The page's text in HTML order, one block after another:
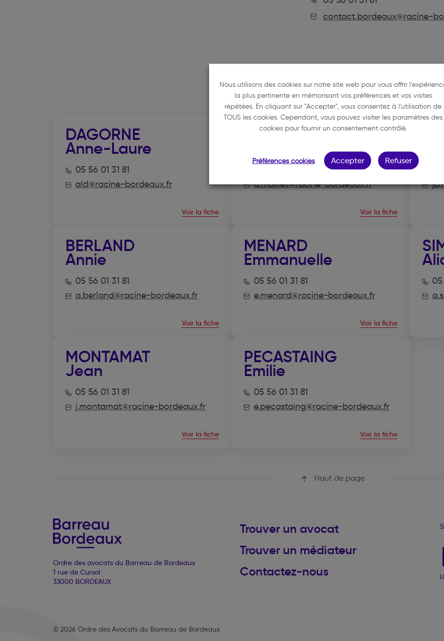
contact.bordeaux@racine-
NOS MEMBRES
DAGORNE
Anne-Laure
05 56 01 31 81
ald@racine-bordeaux.fr
Voir la fiche
MAILLET
a.maillet@racine-bordeaux.fr
Voir la fiche
BERLAND
Annie
05 56 01 31 81
a.berland@racine-bordeaux.fr
Voir la fiche
MENARD
Emmanuelle
05 56 01 31 81
e.menard@racine-bordeaux.fr
Voir la fiche
05
MONTAMAT
Jean
05 56 01 31 81
j.montamat@racine-bordeaux.fr
Voir la fiche
PECASTAING
Emilie
05 56 01 31 81
e.pecastaing@racine-bordeaux.fr
Voir la fiche
Haut de page
Ordre des avocats du Barreau de Bordeaux
1 rue de Cursol
33000 BORDEAUX
Trouver un avocat
Trouver un médiateur
Contactez-nous
© 2026 Ordre des Avocats du Barreau de Bordeaux
Nous utilisons des cookies sur notre site web pour vous offrir
la plus pertinente en mémorisant vos préférences et vos visites
répétées. En cliquant sur "Accepter", vous consentez à l'utilisation de
TOUS les cookies. Cependant, vous pouvez visiter les paramètres des
cookies pour fournir un consentement contrôlé.
Préférences cookies Accepter Refuser